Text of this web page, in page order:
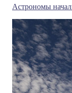
Астрономы